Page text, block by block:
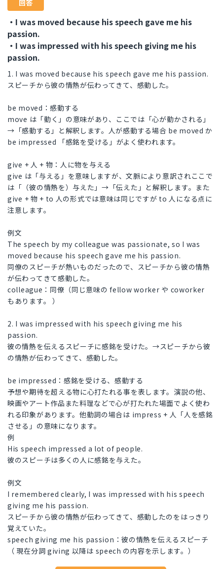
回答
・I was moved because his speech gave me his
passion.
・I was impressed with his speech giving me his
passion.
1. I was moved because his speech gave me his passion.
スピーチから彼の情熱が伝わってきて、感動した。
be moved：感動する
move は「動く」の意味があり、ここでは「心が動かされる」
→「感動する」と解釈します。人が感動する場合 be moved か
be impressed 「感銘を受ける」がよく使われます。
give + 人 + 物：人に物を与える
give は「与える」を意味しますが、文脈により意訳されここで
は「（彼の情熱を）与えた」→「伝えた」と解釈します。また
give + 物 + to 人の形式では意味は同じですが to 人になる点に
注意します。
例文
The speech by my colleague was passionate, so I was
moved because his speech gave me his passion.
同僚のスピーチが熱いものだったので、スピーチから彼の情熱
が伝わってきて感動した。
colleague：同僚（同じ意味の fellow worker や coworker
もあります。 ）
2. I was impressed with his speech giving me his
passion.
彼の情熱を伝えるスピーチに感銘を受けた。→スピーチから彼
の情熱が伝わってきて、感動した。
be impressed：感銘を受ける、感動する
予想や期待を超える物に心打たれる事を表します。演説の他、
映画やアート作品また料理などで心が打たれた場面でよく使わ
れる印象があります。他動詞の場合は impress + 人「人を感銘
させる」の意味になります。
例
His speech impressed a lot of people.
彼のスピーチは多くの人に感銘を与えた。
例文
I remembered clearly, I was impressed with his speech
giving me his passion.
スピーチから彼の情熱が伝わってきて、感動したのをはっきり
覚えていた。
speech giving me his passion：彼の情熱を伝えるスピーチ
（ 現在分詞 giving 以降は speech の内容を示します。）